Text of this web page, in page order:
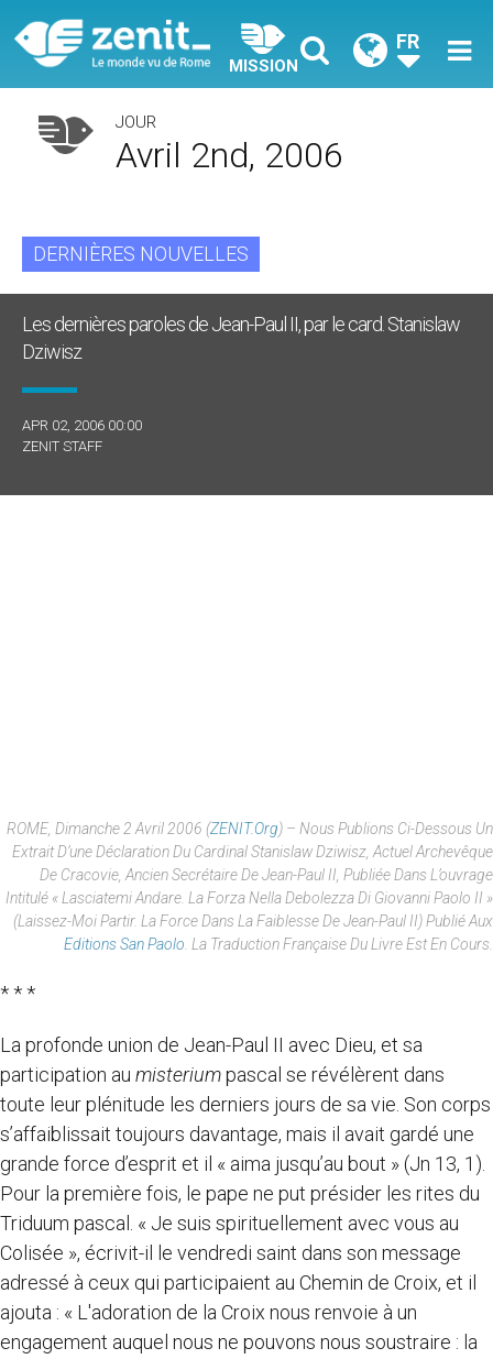
MISSION
FR
JOUR
Avril 2nd, 2006
DERNIÈRES NOUVELLES
Les dernières paroles de Jean-Paul II, par le card. Stanislaw
Dziwisz
APR 02, 2006 00:00
ZENIT STAFF
ROME, Dimanche 2 Avril 2006 (ZENIT.org) – Nous Publions Ci-Dessous Un
Extrait D’une Déclaration Du Cardinal Stanislaw Dziwisz, Actuel Archevêque
De Cracovie, Ancien Secrétaire De Jean-Paul II, Publiée Dans L’ouvrage
Intitulé « Lasciatemi Andare. La Forza Nella Debolezza Di Giovanni Paolo II »
(Laissez-Moi Partir. La Force Dans La Faiblesse De Jean-Paul II) Publié Aux
Editions San Paolo . La Traduction Française Du Livre Est En Cours.
* * *
La profonde union de Jean-Paul II avec Dieu, et sa
participation au misteriumpascal se révélèrent dans
toute leur plénitude les derniers jours de sa vie. Son corps
s’affaiblissait toujours davantage, mais il avait gardé une
grande force d’esprit et il « aima jusqu’au bout » (Jn 13, 1).
Pour la première fois, le pape ne put présider les rites du
Triduum pascal. « Je suis spirituellement avec vous au
Colisée », écrivit-il le vendredi saint dans son message
adressé à ceux qui participaient au Chemin de Croix, et il
ajouta : « L'adoration de la Croix nous renvoie à un
engagement auquel nous ne pouvons nous soustraire : la